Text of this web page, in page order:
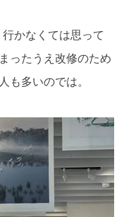
かなくては思って
ったうえ改修のため
も多いのでは。